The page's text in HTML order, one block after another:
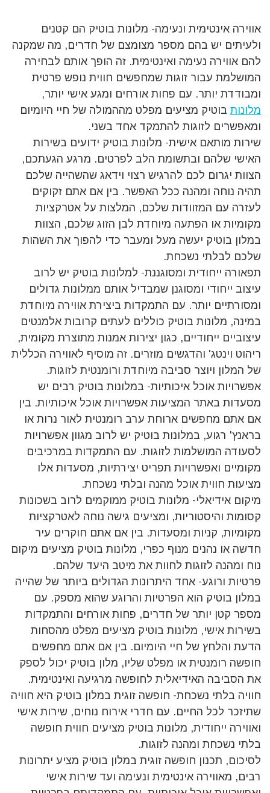
אווירה אינטימית ונעימה- מלונות בוטיק הם קטנים
ולעיתים יש בהם מספר מצומצם של חדרים, מה שמקנה
להם אווירה נעימה ואינטימית. זה הופך אותם לבחירה
המושלמת עבור זוגות שמחפשים חווית נופש פרטית
ומבודדת יותר. עם פחות אורחים ומגע אישי יותר,
מלונות בוטיק מציעים מפלט מההמולה של חיי היומיום
ומאפשרים לזוגות להתמקד אחד בשני.
שירות מותאם אישית- מלונות בוטיק ידועים בשירות
האישי שלהם ובתשומת הלב לפרטים. מרגע הגעתכם,
הצוות יגרום לכם להרגיש רצוי וידאג שהשהייה שלכם
תהיה נוחה ומהנה ככל האפשר. בין אם אתם זקוקים
לעזרה עם המזוודות שלכם, המלצות על אטרקציות
מקומיות או הפתעה מיוחדת לבן הזוג שלכם, הצוות
במלון בוטיק יעשה מעל ומעבר כדי להפוך את השהות
שלכם לבלתי נשכחת.
תפאורה ייחודית ומסוגננת- למלונות בוטיק יש לרוב
עיצוב ייחודי ומסוגנן שמבדיל אותם ממלונות גדולים
ומסורתיים יותר. עם התמקדות ביצירת אווירה מיוחדת
במינה, מלונות בוטיק כוללים לעתים קרובות אלמנטים
עיצוביים ייחודיים, כגון יצירות אמנות מתוצרת מקומית,
ריהוט וינטג' והדגשים מוזרים. זה מוסיף לאווירה הכללית
של המלון ויוצר סביבה מיוחדת ורומנטית לזוגות.
אפשרויות אוכל איכותיות- במלונות בוטיק רבים יש
מסעדות באתר המציעות אפשרויות אוכל איכותיות. בין
אם אתם מחפשים ארוחת ערב רומנטית לאור נרות או
בראנץ' רגוע, במלונות בוטיק יש לרוב מגוון אפשרויות
לסעודה המושלמות לזוגות. עם התמקדות במרכיבים
מקומיים ואפשרויות תפריט יצירתיות, מסעדות אלו
מציעות חווית אוכל מהנה ובלתי נשכחת.
מיקום אידיאלי- מלונות בוטיק ממוקמים לרוב בשכונות
קסומות והיסטוריות, ומציעים גישה נוחה לאטרקציות
מקומיות, קניות ומסעדות. בין אם אתם חוקרים עיר
חדשה או נהנים מנוף כפרי, מלונות בוטיק מציעים מיקום
נוח ומהנה לזוגות לחוות את מיטב היעד שלהם.
פרטיות ורוגע- אחד היתרונות הגדולים ביותר של שהייה
במלון בוטיק הוא הפרטיות והרוגע שהוא מספק. עם
מספר קטן יותר של חדרים, פחות אורחים והתמקדות
בשירות אישי, מלונות בוטיק מציעים מפלט מהסחות
הדעת והלחץ של חיי היומיום. בין אם אתם מחפשים
חופשה רומנטית או מפלט שליו, מלון בוטיק יכול לספק
את הסביבה האידיאלית לחופשה מרגיעה ואינטימית.
חוויה בלתי נשכחת- חופשה זוגית במלון בוטיק היא חוויה
שתיזכר לכל החיים. עם חדרי אירוח נוחים, שירות אישי
ואווירה ייחודית, מלונות בוטיק מציעים חווית חופשה
בלתי נשכחת ומהנה לזוגות.
לסיכום, תכנון חופשה זוגית במלון בוטיק מציע יתרונות
רבים, מאווירה אינטימית ונעימה ועד שירות אישי